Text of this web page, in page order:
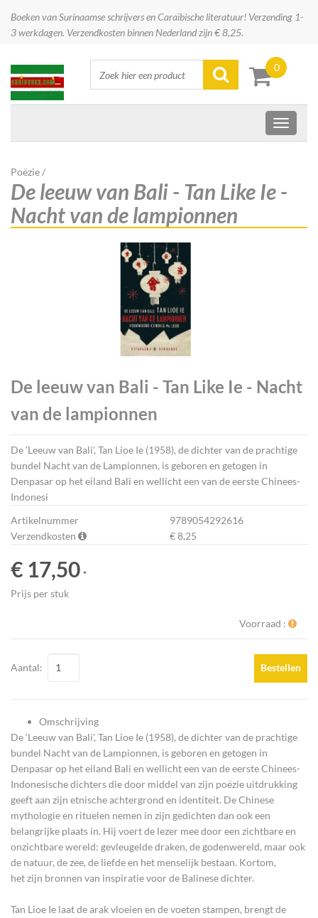
Boeken van Surinaamse schrijvers en Caraïbische literatuur! Verzending 1-
3 werkdagen. Verzendkosten binnen Nederland zijn € 8,25.
0
Poëzie/
De leeuw van Bali - Tan Like Ie -
Nacht van de lampionnen
De leeuw van Bali - Tan Like Ie - Nacht
van de lampionnen
De ‘Leeuw van Bali’, Tan Lioe Ie (1958), de dichter van de prachtige
bundel Nacht van de Lampionnen, is geboren en getogen in
Denpasar op het eiland Bali en wellicht een van de eerste Chinees-
Indonesi
Artikelnummer
9789054292616
Verzendkosten
€ 8,25
€ 17,50 *
Prijs per stuk
Voorraad :
Aantal: Bestellen
Omschrijving
De ‘Leeuw van Bali’, Tan Lioe Ie (1958), de dichter van de prachtige
bundel Nacht van de Lampionnen, is geboren en getogen in
Denpasar op het eiland Bali en wellicht een van de eerste Chinees-
Indonesische dichters die door middel van zijn poëzie uitdrukking
geeft aan zijn etnische achtergrond en identiteit. De Chinese
mythologie en rituelen nemen in zijn gedichten dan ook een
belangrijke plaats in. Hij voert de lezer mee door een zichtbare en
onzichtbare wereld: gevleugelde draken, de godenwereld, maar ook
de natuur, de zee, de liefde en het menselijk bestaan. Kortom,
het zijn bronnen van inspiratie voor de Balinese dichter.
Tan Lioe Ie laat de arak vloeien en de voeten stampen, brengt de